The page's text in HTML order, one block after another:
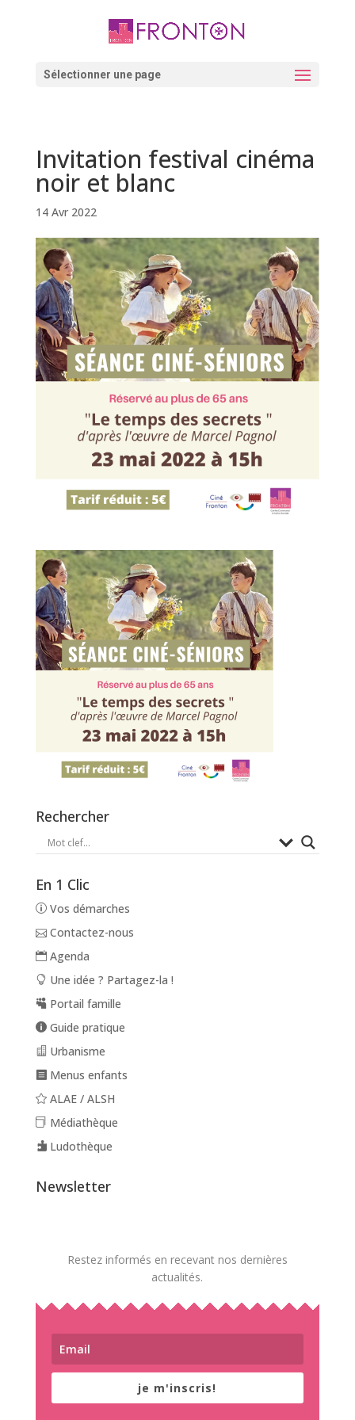
Sélectionner une page
Invitation festival cinéma
noir et blanc
14 Avr 2022
Rechercher
En 1 Clic
Vos démarches
Contactez-nous
Agenda
Une idée ? Partagez-la !
Portail famille
Guide pratique
Urbanisme
Menus enfants
ALAE / ALSH
Médiathèque
Ludothèque
Newsletter
Restez informés en recevant nos dernières
actualités.
je m'inscris!